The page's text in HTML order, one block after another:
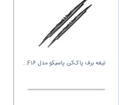
تیغه برف پاک‌کن پاسیکو مدل F16